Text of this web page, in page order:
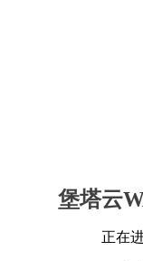
堡塔云
正在